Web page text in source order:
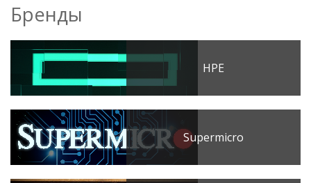
Бренды
HPE
Supermicro